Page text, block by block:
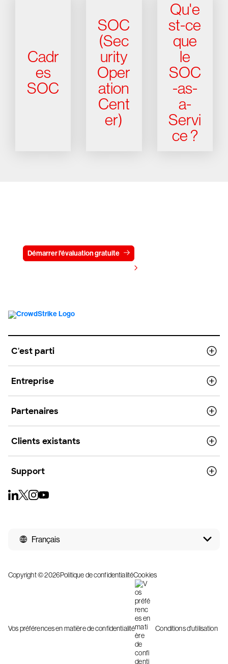
Cadr
es
SOC
SOC
(Sec
urity
Oper
ation
Cent
er)
Qu'e
st-ce
que
le
SOC
-as-
a-
Servi
ce ?
Démarrer l'évaluation gratuite
C'est parti
Entreprise
Partenaires
Clients existants
Support
Français
Copyright © 2026Politique de confidentialitéCookies
Vos préférences en matière de confidentialité Conditions d'utilisation